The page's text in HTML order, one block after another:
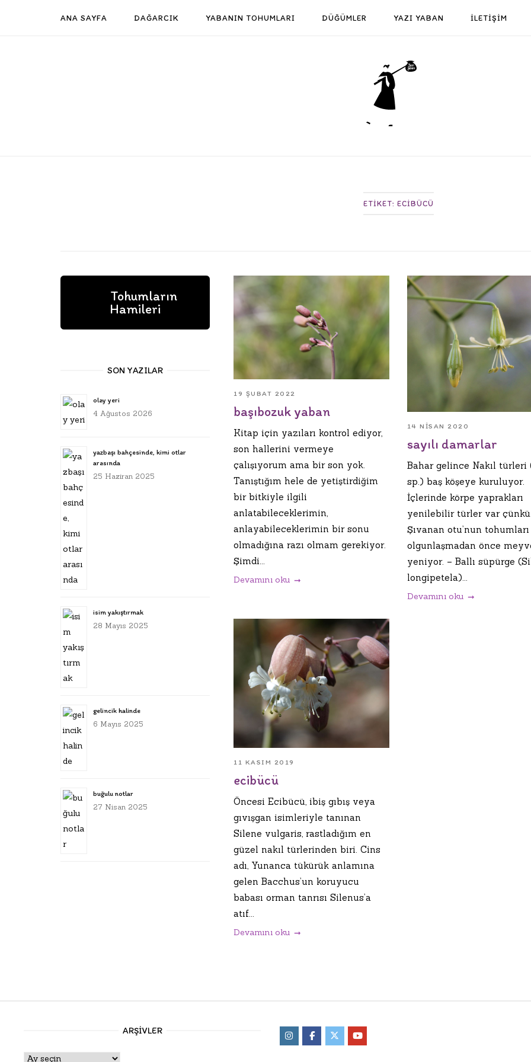
ANA SAYFA DAĞARCIK YABANIN TOHUMLARI DÜĞÜMLER YAZI YABAN İLETİŞİM
Home
ETIKET: ECIBÜCÜ
19 ŞUBAT 2022
başıbozuk yaban
Kitap için yazıları kontrol ediyor,
son hallerini vermeye
çalışıyorum ama bir son yok.
Tanıştığım hele de yetiştirdiğim
bir bitkiyle ilgili
anlatabileceklerimin,
anlayabileceklerimin bir sonu
olmadığına razı olmam gerekiyor.
Şimdi...
Devamını oku
14 NISAN 2020
sayılı damarlar
Bahar gelince Nakıl türleri
sp.) baş köşeye kuruluyor.
İçlerinde körpe yaprakları
yenilebilir türler var
Şıvanan otu’nun tohumları
olgunlaşmadan önce
yeniyor. – Ballı süpürge
longipetela)...
Devamını oku
11 KASIM 2019
ecibücü
Öncesi Ecibücü, ibiş gıbış veya
gıvışgan isimleriyle tanınan
Silene vulgaris, rastladığım en
güzel nakıl türlerinden biri. Cins
adı, Yunanca tükürük anlamına
gelen Bacchus’un koruyucu
babası orman tanrısı Silenus’a
atıf...
Devamını oku
Tohumların
Hamileri
SON YAZILAR
olay yeri
4 Ağustos 2026
yazbaşı bahçesinde, kimi otlar
arasında
25 Haziran 2025
isim yakıştırmak
28 Mayıs 2025
gelincik halinde
6 Mayıs 2025
buğulu notlar
27 Nisan 2025
ARŞIVLER
Arşivler